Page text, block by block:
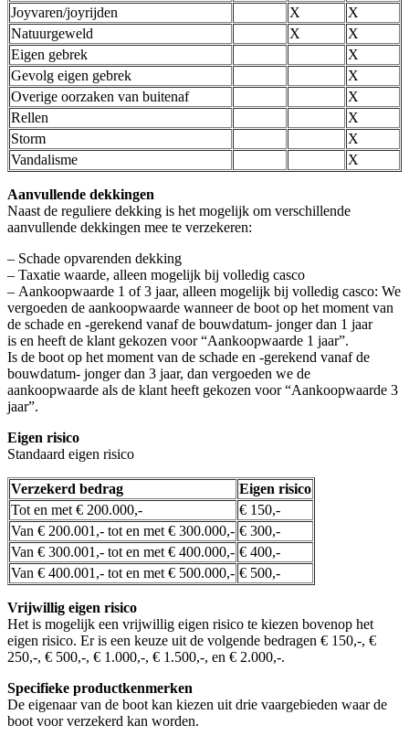
Joyvaren/joyrijden
X
X
Natuurgeweld
X
X
Eigen gebrek
X
Gevolg eigen gebrek
X
Overige oorzaken van buitenaf
X
Rellen
X
Storm
X
Vandalisme
X
Aanvullende dekkingen
Naast de reguliere dekking is het mogelijk om verschillende
aanvullende dekkingen mee te verzekeren:
– Schade opvarenden dekking
– Taxatie waarde, alleen mogelijk bij volledig casco
– Aankoopwaarde 1 of 3 jaar, alleen mogelijk bij volledig casco: We
vergoeden de aankoopwaarde wanneer de boot op het moment van
de schade en -gerekend vanaf de bouwdatum- jonger dan 1 jaar
is en heeft de klant gekozen voor “Aankoopwaarde 1 jaar”.
Is de boot op het moment van de schade en -gerekend vanaf de
bouwdatum- jonger dan 3 jaar, dan vergoeden we de
aankoopwaarde als de klant heeft gekozen voor “Aankoopwaarde 3
jaar”.
Eigen risico
Standaard eigen risico
Verzekerd bedrag
Eigen risico
Tot en met € 200.000,-
€ 150,-
Van € 200.001,- tot en met € 300.000,- € 300,-
Van € 300.001,- tot en met € 400.000,- € 400,-
Van € 400.001,- tot en met € 500.000,- € 500,-
Vrijwillig eigen risico
Het is mogelijk een vrijwillig eigen risico te kiezen bovenop het
eigen risico. Er is een keuze uit de volgende bedragen € 150,-, €
250,-, € 500,-, € 1.000,-, € 1.500,-, en € 2.000,-.
Specifieke productkenmerken
De eigenaar van de boot kan kiezen uit drie vaargebieden waar de
boot voor verzekerd kan worden.